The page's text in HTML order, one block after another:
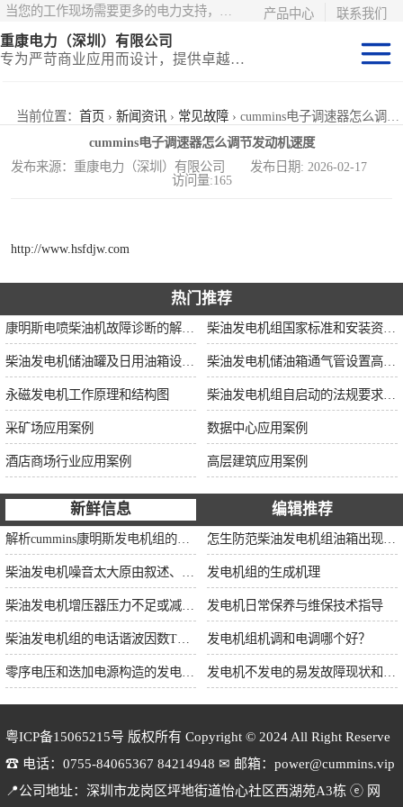
联系我们
产品中心
重康电力（深圳）有限公司
专为严苛商业应用而设计，提供卓越的价值和匹配的功能
当前位置： 首页 › 新闻资讯 › 常见故障 › cummins电子调速器怎么调节发动机速度
cummins电子调速器怎么调节发动机速度
发布来源：重康电力（深圳）有限公司 发布日期: 2026-02-17
访问量:165
http://www.hsfdjw.com
热门推荐
永磁发电机工作原理和结构图
采矿场应用案例 数据中心应用案例
酒店商场行业应用案例 高层建筑应用案例
新鲜信息 编辑推荐
发电机组的生成机理
发电机日常保养与维保技术指导
发电机组机调和电调哪个好？
粤ICP备15065215号 版权所有 Copyright © 2024 All Right Reserve
☎ 电话：0755-84065367 84214948 ✉ 邮箱：power@cummins.vip
📍公司地址：深圳市龙岗区坪地街道怡心社区西湖苑A3栋 ⓔ 网
静音型集装箱电
站
移动式挂车电站